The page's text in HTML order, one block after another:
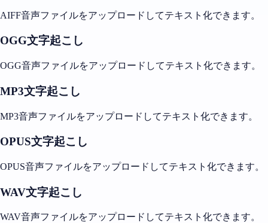
AIFF音声ファイルをアップロードしてテキスト化できます。
OGG文字起こし
OGG音声ファイルをアップロードしてテキスト化できます。
MP3文字起こし
MP3音声ファイルをアップロードしてテキスト化できます。
OPUS文字起こし
OPUS音声ファイルをアップロードしてテキスト化できます。
WAV文字起こし
WAV音声ファイルをアップロードしてテキスト化できます。